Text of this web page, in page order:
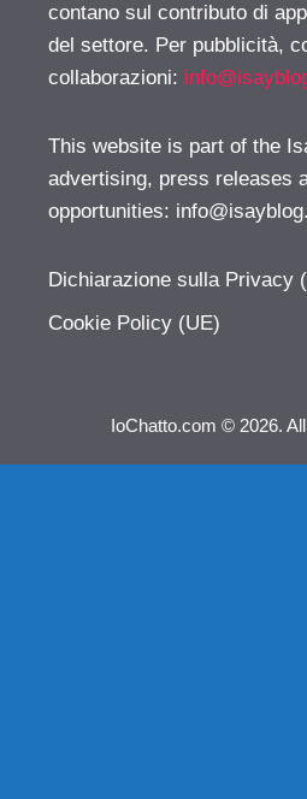
contano sul contributo di
del settore. Per pubblicità,
collaborazioni:
This website is part of the
advertising, press releases
opportunities:
Dichiarazione sulla Privacy
Cookie Policy (UE)
IoChatto.com © 2026.